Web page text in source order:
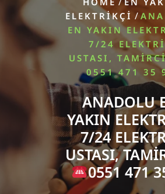
ELEKTRIKÇI /
EN YAKIN
7/24
USTASI,
0551 471 35
ANADOLU
YAKIN
7/24
USTASI,
0551 471